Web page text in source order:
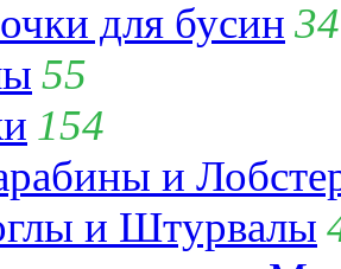
для бусин 34
55
154
и
и Штурвалы